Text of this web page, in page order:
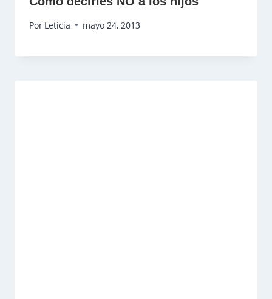
Por Leticia mayo 24, 2013